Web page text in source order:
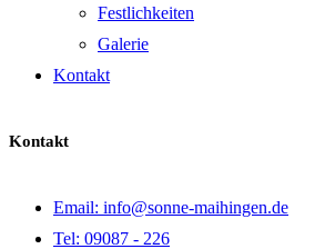
Festlichkeiten
Galerie
Kontakt
Kontakt
Email: info@sonne-maihingen.de
Tel: 09087 - 226